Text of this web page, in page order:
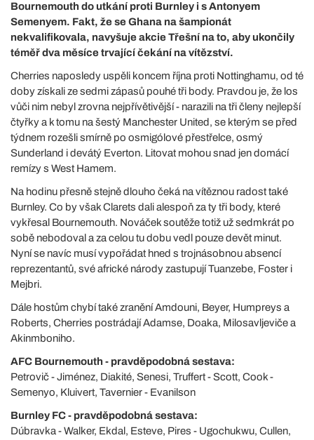
Bournemouth do utkání proti Burnley i s Antonyem
Semenyem. Fakt, že se Ghana na šampionát
nekvalifikovala, navyšuje akcie Třešní na to, aby ukončily
téměř dva měsíce trvající čekání na vítězství.
Cherries naposledy uspěli koncem října proti Nottinghamu, od té
doby získali ze sedmi zápasů pouhé tři body. Pravdou je, že los
vůči nim nebyl zrovna nejpřívětivější - narazili na tři členy nejlepší
čtyřky a k tomu na šestý Manchester United, se kterým se před
týdnem rozešli smírně po osmigólové přestřelce, osmý
Sunderland i devátý Everton. Litovat mohou snad jen domácí
remízy s West Hamem.
Na hodinu přesně stejně dlouho čeká na vítěznou radost také
Burnley. Co by však Clarets dali alespoň za ty tři body, které
vykřesal Bournemouth. Nováček soutěže totiž už sedmkrát po
sobě nebodoval a za celou tu dobu vedl pouze devět minut.
Nyní se navíc musí vypořádat hned s trojnásobnou absencí
reprezentantů, své africké národy zastupují Tuanzebe, Foster i
Mejbri.
Dále hostům chybí také zranění Amdouni, Beyer, Humpreys a
Roberts, Cherries postrádají Adamse, Doaka, Milosavljeviče a
Akinmboniho.
AFC Bournemouth - pravděpodobná sestava:
Petrovič - Jiménez, Diakité, Senesi, Truffert - Scott, Cook -
Semenyo, Kluivert, Tavernier - Evanilson
Burnley FC - pravděpodobná sestava:
Dúbravka - Walker, Ekdal, Esteve, Pires - Ugochukwu, Cullen,